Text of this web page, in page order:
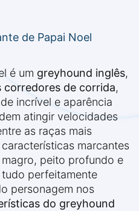
de Papai Noel
é um greyhound inglês,
corredores de corrida,
incrível e aparência
atingir velocidades
as raças mais
marcantes
peito profundo e
perfeitamente
personagem nos
do greyhound